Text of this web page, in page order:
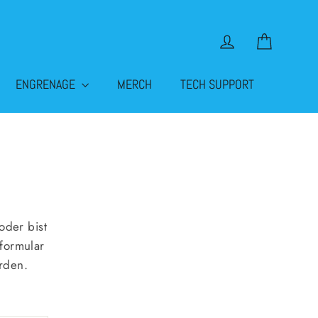
Se connecter
ENGRENAGE MERCH TECH SUPPORT
bist